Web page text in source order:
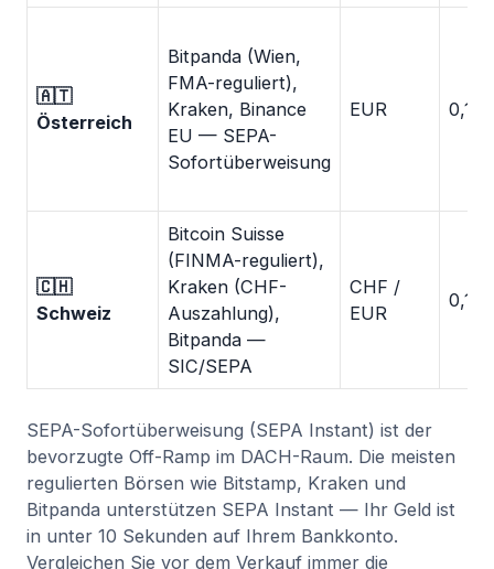
🇦🇹
Österreich
Bitpanda (Wien,
FMA-reguliert),
Kraken, Binance
EU — SEPA-
Sofortüberweisung
EUR
🇨🇭
Schweiz
Bitcoin Suisse
(FINMA-reguliert),
Kraken (CHF-
Auszahlung),
Bitpanda —
SIC/SEPA
CHF /
EUR
SEPA-Sofortüberweisung (SEPA Instant) ist der
bevorzugte Off-Ramp im DACH-Raum. Die meisten
regulierten Börsen wie Bitstamp, Kraken und
Bitpanda unterstützen SEPA Instant — Ihr Geld ist
in unter 10 Sekunden auf Ihrem Bankkonto.
Vergleichen Sie vor dem Verkauf immer die